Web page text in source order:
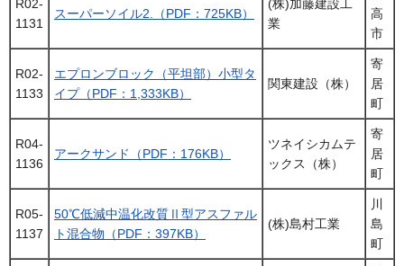
R02-
1131
スーパーソイル2.（PDF：725KB）
(株)加藤建設工
業
高
市
R02-
1133
エプロンブロック（平坦部）小型タ
イプ（PDF：1,333KB）
関東建設（株）
寄
居
町
R04-
1136
アークサンド（PDF：176KB）
ツネイシカムテ
ックス（株）
寄
居
町
R05-
1137
50℃低減中温化改質Ⅱ型アスファル
ト混合物（PDF：397KB）
(株)島村工業
川
島
町